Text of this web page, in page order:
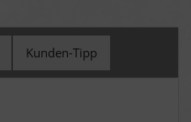
Kunden-Tipp